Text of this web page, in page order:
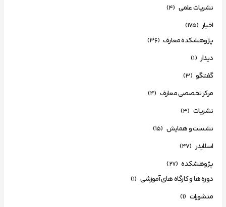
نشریات علمی (4)
اخبار (175)
پژوهشکده معارف (36)
دیدار (1)
گفتگو (3)
مرکز تخصصی معارف (4)
نشریات (3)
نشست و همایش (15)
اسلایدر (47)
پژوهشکده (27)
دوره ها و کارگاه های آموزشی (1)
منشورات (1)